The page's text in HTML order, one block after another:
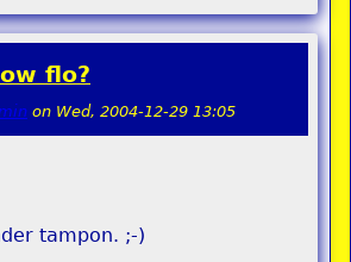
flo?
on Wed, 2004-12-29 13:05
tampon. ;-)